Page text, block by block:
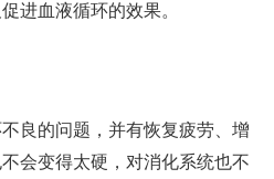
进血液循环的效果。
良的问题，并有恢复疲劳、增
会变得太硬，对消化系统也不